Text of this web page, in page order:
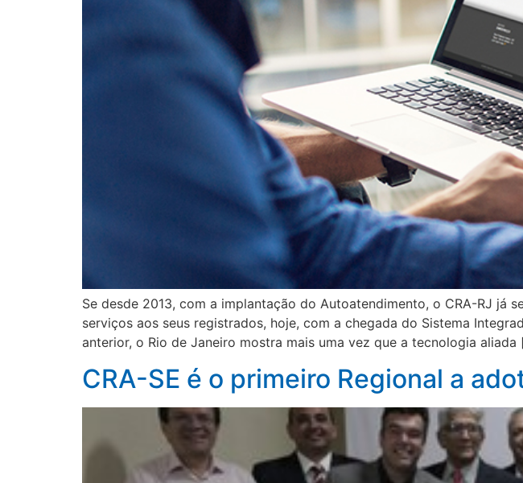
Se desde 2013, com a implantação do Autoatendimento, o CRA-RJ já
serviços aos seus registrados, hoje, com a chegada do Sistema
anterior, o Rio de Janeiro mostra mais uma vez que a tecnologia aliada
CRA-SE é o primeiro Regional a